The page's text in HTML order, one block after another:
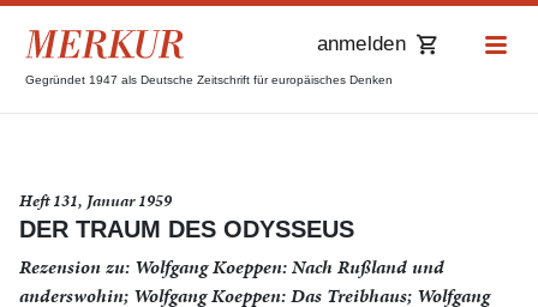
Gegründet 1947 als Deutsche Zeitschrift für europäisches Denken
anmelden
Heft 131, Januar 1959
DER TRAUM DES ODYSSEUS
Rezension zu: Wolfgang Koeppen: Nach Rußland und
anderswohin; Wolfgang Koeppen: Das Treibhaus; Wolfgang